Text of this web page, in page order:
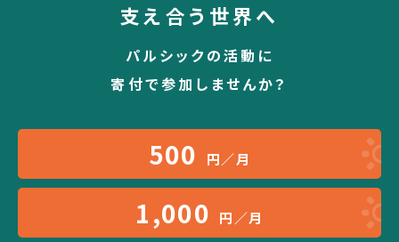
支え合う世界へ
パルシックの活動に
寄付で参加しませんか？
500 円／月
1,000 円／月